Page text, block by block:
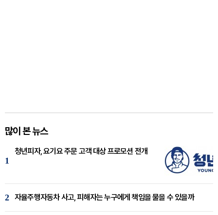
많이 본 뉴스
1
청년피자, 요기요 주문 고객 대상 프로모션 전개
2 자율주행자동차 사고, 피해자는 누구에게 책임을 물을 수 있을까